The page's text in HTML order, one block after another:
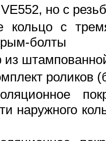
но с
кольцо с
болты
из
роликов
наружного